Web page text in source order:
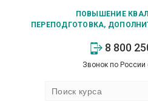
ПОВЫШЕНИЕ
ПЕРЕПОДГОТОВКА,
8 800
Звонок по России